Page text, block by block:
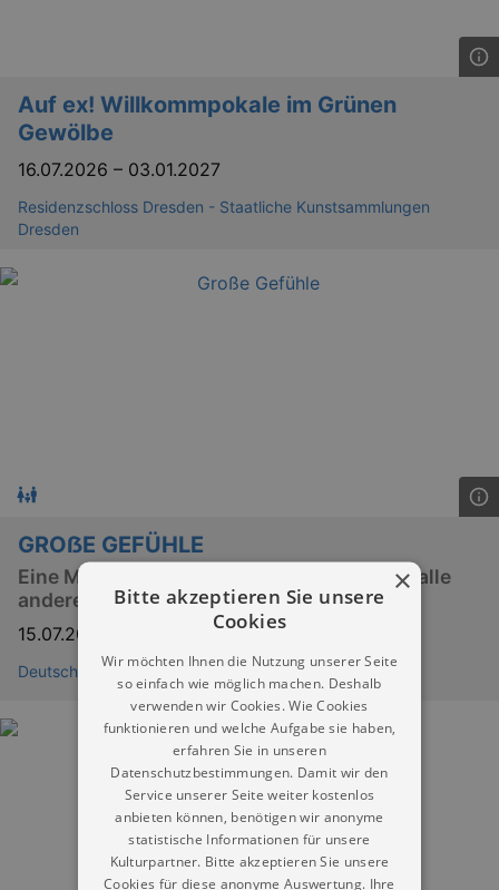
Auf ex! Willkommpokale im Grünen
Gewölbe
16.07.2026 – 03.01.2027
Residenzschloss Dresden - Staatliche Kunstsammlungen
Dresden
GROẞE GEFÜHLE
Eine Mitmach-Ausstellung für Kinder und alle
anderen
15.07.2026 06.12.2026
Deutsches Hygiene-Museum Dresden
×
Bitte akzeptieren Sie unsere
Cookies
Wir möchten Ihnen die Nutzung unserer Seite
so einfach wie möglich machen. Deshalb
verwenden wir Cookies. Wie Cookies
funktionieren und welche Aufgabe sie haben,
erfahren Sie in unseren
Datenschutzbestimmungen. Damit wir den
Service unserer Seite weiter kostenlos
anbieten können, benötigen wir anonyme
statistische Informationen für unsere
Kulturpartner. Bitte akzeptieren Sie unsere
Cookies für diese anonyme Auswertung. Ihre